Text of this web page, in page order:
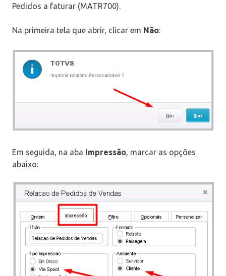
Pedidos a faturar (MATR700).
Na primeira tela que abrir, clicar em Não:
Em seguida, na aba Impressão, marcar as opções
abaixo: